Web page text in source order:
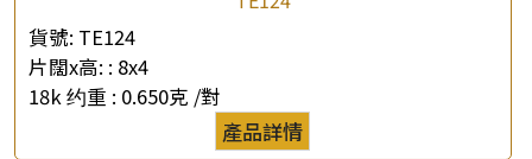
貨號: TE124
片闊x高: : 8x4
18k 约重 : 0.650克 /對
產品詳情